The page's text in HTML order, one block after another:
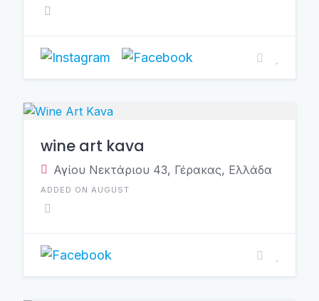
wine art kava
Αγίου Νεκτάριου 43, Γέρακας, Ελλάδα
ADDED ON AUGUST